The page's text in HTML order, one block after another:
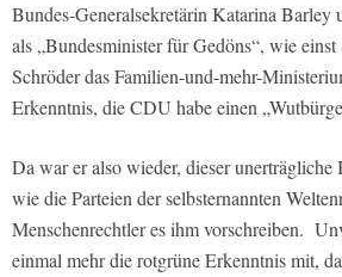
Bundes-Generalsekretärin Katarina Barley
als „Bundesminister für Gedöns“, wie
Schröder das Familien-und-mehr-
Erkenntnis, die CDU habe einen
Da war er also wieder, dieser
wie die Parteien der selbsternannten
Menschenrechtler es ihm vorschreiben.
einmal mehr die rotgrüne Erkenntnis mit,